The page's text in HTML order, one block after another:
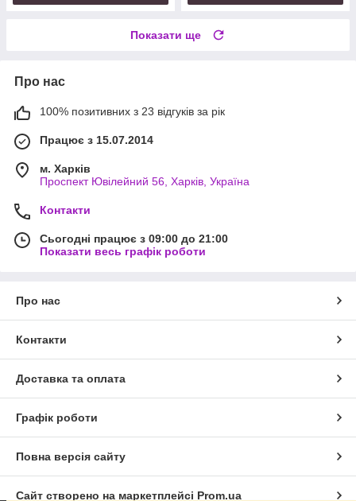
Показати ще
Про нас
100% позитивних з 23 відгуків за рік
Працює з 15.07.2014
м. Харків
Проспект Ювілейний 56, Харків, Україна
Контакти
Сьогодні працює з 09:00 до 21:00
Показати весь графік роботи
Про нас
Контакти
Доставка та оплата
Графік роботи
Повна версія сайту
Сайт створено на маркетплейсі Prom.ua